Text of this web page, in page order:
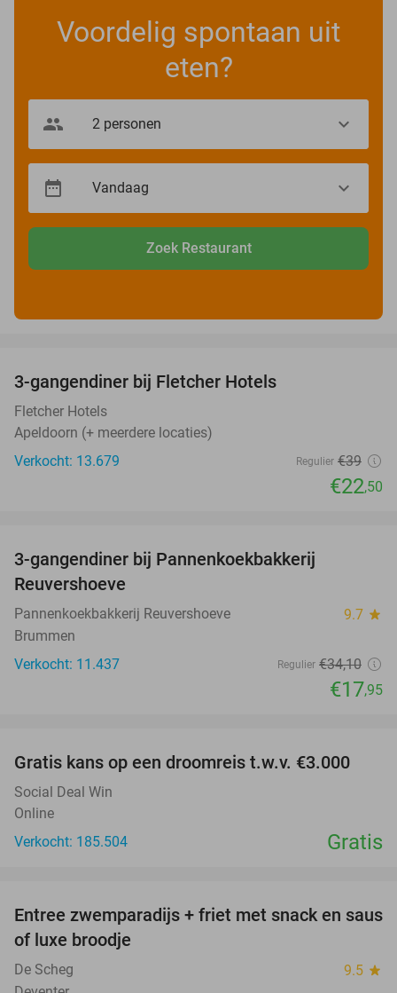
Voordelig spontaan uit
eten?
Zoek Restaurant
3-gangendiner bij Fletcher Hotels
Fletcher Hotels
Apeldoorn (+ meerdere locaties)
Verkocht: 13.679
Regulier €39
€22,50
3-gangendiner bij Pannenkoekbakkerij
Reuvershoeve
Pannenkoekbakkerij Reuvershoeve 9.7 star
Brummen
Verkocht: 11.437
Regulier €34,10
€17,95
Gratis kans op een droomreis t.w.v. €3.000
Social Deal Win
Online
Verkocht: 185.504
Gratis
20%
Entree zwemparadijs + friet met snack en saus
of luxe broodje
De Scheg 9.5 star